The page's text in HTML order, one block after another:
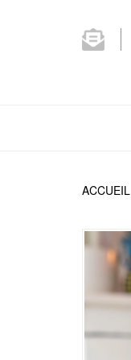
ACCUEIL